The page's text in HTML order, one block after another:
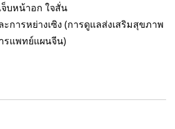
บหน้าอก ใจสั่น
การหย่างเซิง (การดูแลส่งเสริมสุขภาพ
รแพทย์แผนจีน)